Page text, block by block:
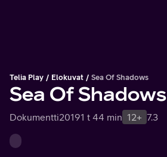
Telia Play Elokuvat Sea Of Shadows
Sea Of Shadows
Dokumentti20191 t 44 min 12+ 7.3